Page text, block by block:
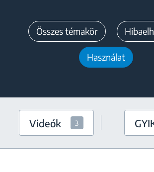
Összes témakör
Használat
Videók 3